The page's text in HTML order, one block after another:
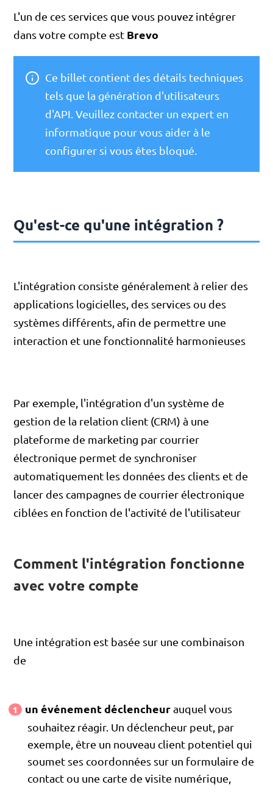
L'un de ces services que vous pouvez intégrer
dans votre compte est Brevo
Ce billet contient des détails techniques
tels que la génération d'utilisateurs
d'API. Veuillez contacter un expert en
informatique pour vous aider à le
configurer si vous êtes bloqué.
Qu'est-ce qu'une intégration ?
L'intégration consiste généralement à relier des
applications logicielles, des services ou des
systèmes différents, afin de permettre une
interaction et une fonctionnalité harmonieuses
Par exemple, l'intégration d'un système de
gestion de la relation client (CRM) à une
plateforme de marketing par courrier
électronique permet de synchroniser
automatiquement les données des clients et de
lancer des campagnes de courrier électronique
ciblées en fonction de l'activité de l'utilisateur
Comment l'intégration fonctionne
avec votre compte
Une intégration est basée sur une combinaison
de
un événement déclencheurauquel vous
souhaitez réagir. Un déclencheur peut, par
exemple, être un nouveau client potentiel qui
soumet ses coordonnées sur un formulaire de
contact ou une carte de visite numérique,